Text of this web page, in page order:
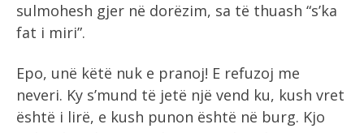
sulmohesh gjer në dorëzim, sa të thuash “s’ka
fat i miri”.
Epo, unë këtë nuk e pranoj! E refuzoj me
neveri. Ky s’mund të jetë një vend ku, kush vret
është i lirë, e kush punon është në burg. Kjo